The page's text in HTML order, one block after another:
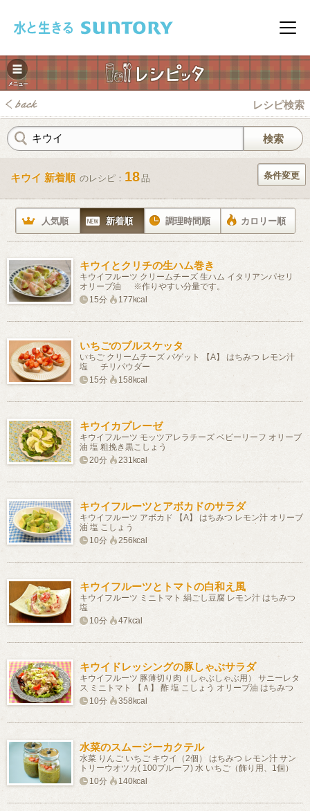
メニ
レシピ検索
キウイ 新着順 のレシピ： 18品 条件変更
人気順 新着順 調理時間順 カロリー順
キウイとクリチの生ハム巻き
キウイフルーツ クリームチーズ 生ハム イタリアンパセリ
オリーブ油 ※作りやすい分量です。
15分
177kcal
いちごのブルスケッタ
いちご クリームチーズ バゲット 【A】 はちみつ レモン汁
塩 チリパウダー
15分
158kcal
キウイカプレーゼ
キウイフルーツ モッツアレラチーズ ベビーリーフ オリーブ
油 塩 粗挽き黒こしょう
20分
231kcal
キウイフルーツとアボカドのサラダ
キウイフルーツ アボカド 【A】 はちみつ レモン汁 オリーブ
油 塩 こしょう
10分
256kcal
キウイフルーツとトマトの白和え風
キウイフルーツ ミニトマト 絹ごし豆腐 レモン汁 はちみつ
塩
10分
47kcal
キウイドレッシングの豚しゃぶサラダ
キウイフルーツ 豚薄切り肉（しゃぶしゃぶ用） サニーレタ
ス ミニトマト 【Ａ】 酢 塩 こしょう オリーブ油 はちみつ
10分
358kcal
水菜のスムージーカクテル
水菜 りんご いちご キウイ（2個） はちみつ レモン汁 サン
トリーウオツカ( 100プルーフ) 水 いちご（飾り用、1個）
10分
140kcal